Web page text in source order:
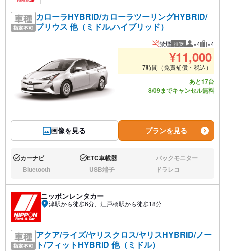
カローラHYBRID/カローラツーリングHYBRID/
プリウス 他（ミドル,ハイブリッド）
画像を見る
禁煙 推奨 推奨人数
×4 推奨
×4
¥11,000
7時間（免責補償・税込）
あと17台
8/09までキャンセル無料
プランを見る
あり:カーナビ あり:ETC車載器 なし:バックモニター
なし:Bluetooth なし:USB端子 なし:ドラレコ
ニッポンレンタカー
津駅から徒歩6分、江戸橋駅から徒歩18分
アクア/ライズ/ヤリスクロス/ヤリスHYBRID/ノー
ト/フィットHYBRID 他（ミドル）